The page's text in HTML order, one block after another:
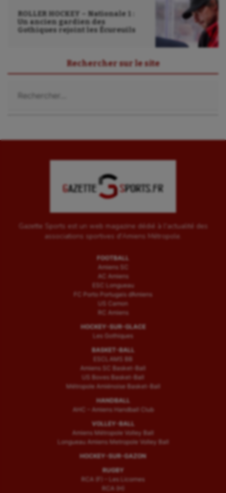
ROLLER HOCKEY – Nationale 1 :
Un ancien gardien des
Gothiques rejoint les Écureuils
Rechercher sur le site
Gazette Sports est un web magazine dédié à l'actualité des
associations sportives d'Amiens Métropole.
FOOTBALL
Amiens SC
AC Amiens
ESC Longueau
FC Porto Portugais d’Amiens
US Camon
RC Amiens
HOCKEY-SUR-GLACE
Les Gothiques
BASKET-BALL
ESCLAMS BB
Amiens SC Basket-Ball
US Boves Basket-Ball
Métropole Amiénoise Basket-Ball
HANDBALL
AHC – Amiens Handball Club
VOLLEY-BALL
Amiens Métropole Volley Ball
Longueau Amiens Metropole Volley Ball
HOCKEY-SUR-GAZON
RUGBY
RCA (F) – Les Licornes
RCA (H)